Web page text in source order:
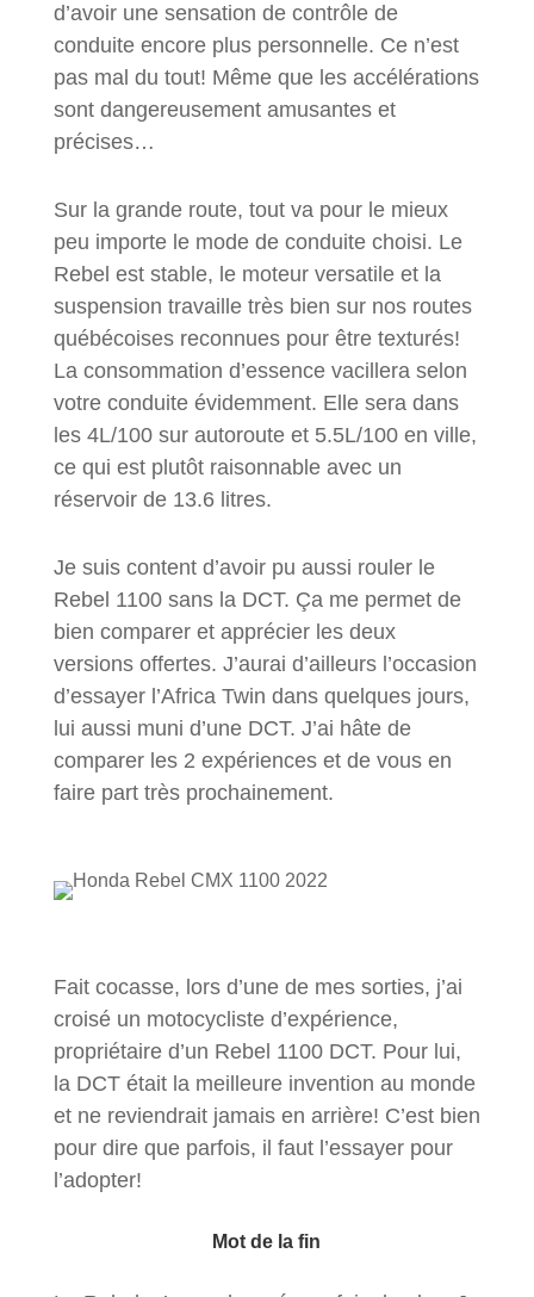
d’avoir une sensation de contrôle de
conduite encore plus personnelle. Ce n’est
pas mal du tout! Même que les accélérations
sont dangereusement amusantes et
précises…
Sur la grande route, tout va pour le mieux
peu importe le mode de conduite choisi. Le
Rebel est stable, le moteur versatile et la
suspension travaille très bien sur nos routes
québécoises reconnues pour être texturés!
La consommation d’essence vacillera selon
votre conduite évidemment. Elle sera dans
les 4L/100 sur autoroute et 5.5L/100 en ville,
ce qui est plutôt raisonnable avec un
réservoir de 13.6 litres.
Je suis content d’avoir pu aussi rouler le
Rebel 1100 sans la DCT. Ça me permet de
bien comparer et apprécier les deux
versions offertes. J’aurai d’ailleurs l’occasion
d’essayer l’Africa Twin dans quelques jours,
lui aussi muni d’une DCT. J’ai hâte de
comparer les 2 expériences et de vous en
faire part très prochainement.
Fait cocasse, lors d’une de mes sorties, j’ai
croisé un motocycliste d’expérience,
propriétaire d’un Rebel 1100 DCT. Pour lui,
la DCT était la meilleure invention au monde
et ne reviendrait jamais en arrière! C’est bien
pour dire que parfois, il faut l’essayer pour
l’adopter!
Mot de la fin